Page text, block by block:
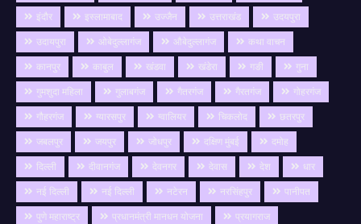
इंदौर
इस्लामाबाद उज्जैन उत्तराखंड
उदयपुरा
उदायपुरा
ओबेदुल्लागंज औबेदुल्लागंज
कथा वाचन
कानपुर
काबुल खंडवा खंडेरा गङी
गुना
गुमशुदा महिला
गुलाबगंज गैतरगंज गैरतगंज
गोहरगंज
गौहरगंज
ग्यारसपुर ग्वालियर चिकलोद
छतरपुर
जबलपुर
जयपुर जोधपुर दक्षिण मुंबई
दमोह
दिल्ली
दीवानगंज देवनगर देवास देश
धार
नई दिल्ली
नई दिल्ली नटेरन नरसिंहपुर
पानीपत
पुणे महाराष्ट्र
प्रधानमंत्री मानधन योजना
प्रयागराज